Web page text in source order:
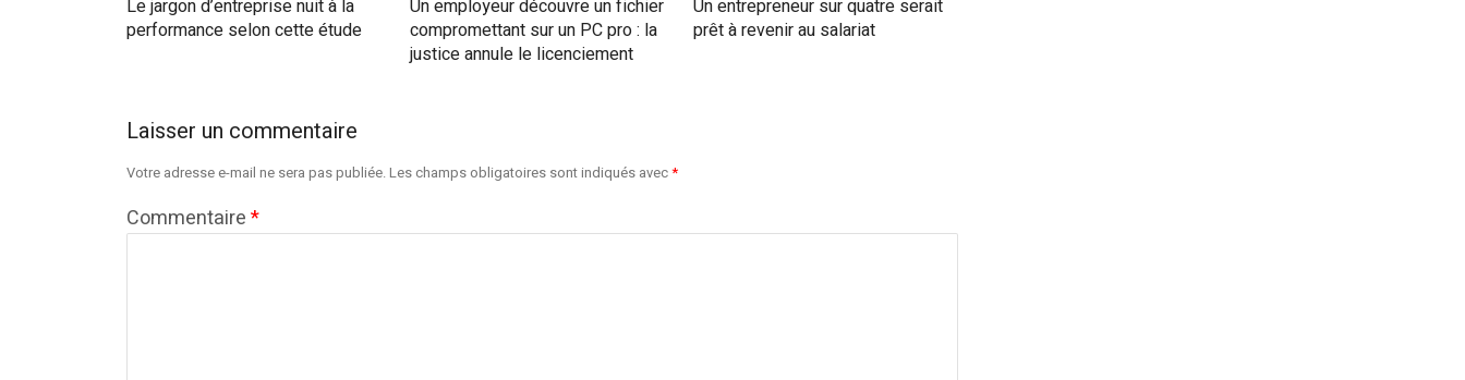
Le jargon d’entreprise nuit à la
performance selon cette étude
Un employeur découvre un fichier
compromettant sur un PC pro : la
justice annule le licenciement
Un entrepreneur sur quatre serait
prêt à revenir au salariat
Laisser un commentaire
Votre adresse e-mail ne sera pas publiée.Les champs obligatoires sont indiqués avec*
Commentaire*